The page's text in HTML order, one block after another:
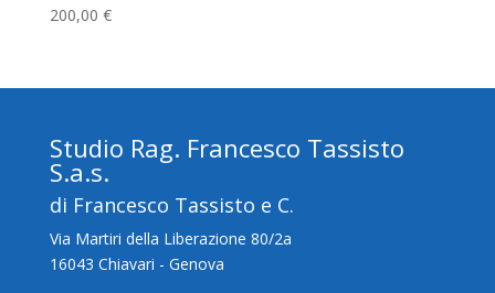
200,00 €
Studio Rag. Francesco Tassisto
S.a.s.
di Francesco Tassisto e C.
Via Martiri della Liberazione 80/2a
16043 Chiavari - Genova